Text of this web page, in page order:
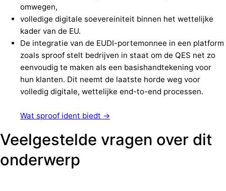
omwegen,
volledige digitale soevereiniteit binnen het wettelijke
kader van de EU.
De integratie van de EUDI-portemonnee in een platform
zoals sproof stelt bedrijven in staat om de QES net zo
eenvoudig te maken als een basishandtekening voor
hun klanten. Dit neemt de laatste horde weg voor
volledig digitale, wettelijke end-to-end processen.
Wat sproof ident biedt →
Veelgestelde vragen over dit
onderwerp